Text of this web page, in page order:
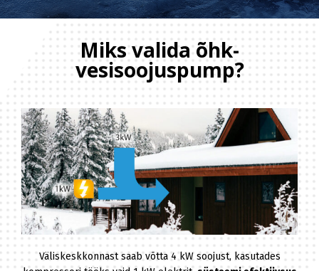
Miks valida õhk-
vesisoojuspump?
Väliskeskkonnast saab võtta 4 kW soojust, kasutades